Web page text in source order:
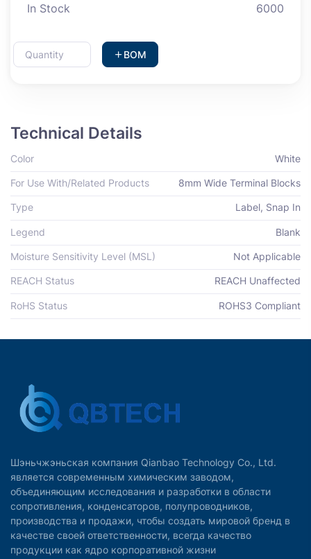
In Stock 6000
BOM
Technical Details
Color White
For Use With/Related Products 8mm Wide Terminal Blocks
Type Label, Snap In
Legend Blank
Moisture Sensitivity Level (MSL) Not Applicable
REACH Status REACH Unaffected
RoHS Status ROHS3 Compliant
Шэньчжэньская компания Qianbao Technology Co., Ltd.
является современным химическим заводом,
объединяющим исследования и разработки в области
сопротивления, конденсаторов, полупроводников,
производства и продажи, чтобы создать мировой бренд в
качестве своей ответственности, всегда качество
продукции как ядро корпоративной жизни